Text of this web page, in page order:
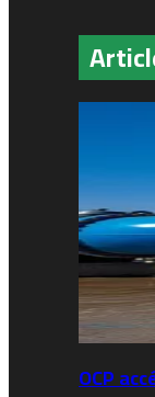
OCP